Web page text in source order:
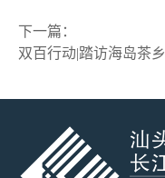
下一篇 ：
双百行动|踏访海岛茶